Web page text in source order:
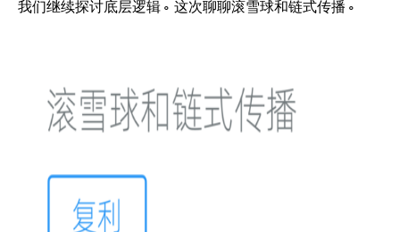
我们继续探讨底层逻辑。这次聊聊滚雪球和链式传播。